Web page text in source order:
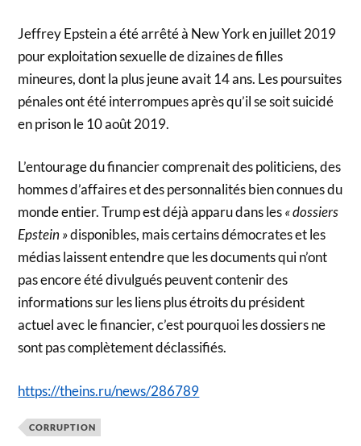
Jeffrey Epstein a été arrêté à New York en juillet 2019
pour exploitation sexuelle de dizaines de filles
mineures, dont la plus jeune avait 14 ans. Les poursuites
pénales ont été interrompues après qu’il se soit suicidé
en prison le 10 août 2019.
L’entourage du financier comprenait des politiciens, des
hommes d’affaires et des personnalités bien connues du
monde entier. Trump est déjà apparu dans les« dossiers
Epstein »disponibles, mais certains démocrates et les
médias laissent entendre que les documents qui n’ont
pas encore été divulgués peuvent contenir des
informations sur les liens plus étroits du président
actuel avec le financier, c’est pourquoi les dossiers ne
sont pas complètement déclassifiés.
https://theins.ru/news/286789
CORRUPTION